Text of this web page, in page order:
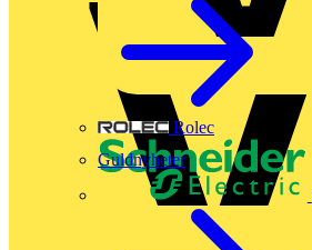
Rolec
Guldnyheter